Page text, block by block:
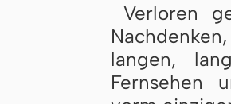
Verloren
langen,
Fernsehen